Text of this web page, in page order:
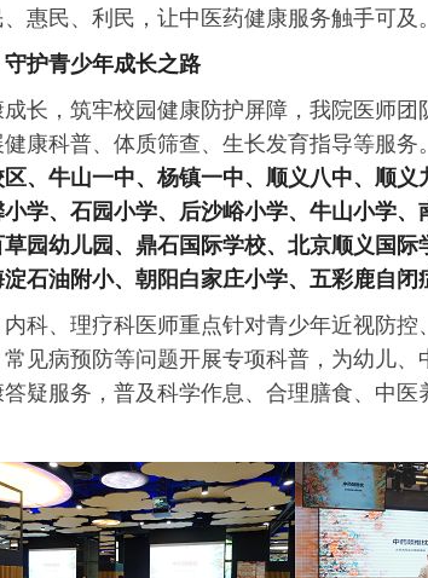
惠民、利民，让中医药健康服务触手可及。
守护青少年成长之路
长，筑牢校园健康防护屏障，我院医师
康科普、体质筛查、生长发育指导等服务
、牛山一中、杨镇一中、顺义八中、顺义
学、石园小学、后沙峪小学、牛山小学
园幼儿园、 鼎石国际学校、北京顺义国
石油附小、朝阳白家庄小学、 五彩鹿自闭
科、理疗科医师重点针对青少年近视防
见病预防等问题开展专项科普，为幼儿
疑服务，普及科学作息、合理膳食、中